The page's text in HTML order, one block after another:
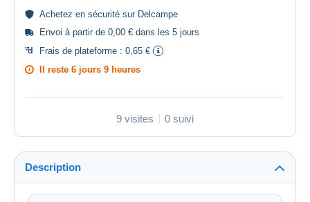
Achetez en sécurité sur Delcampe
Envoi à partir de 0,00 € dans les 5 jours
Frais de plateforme : 0,65 €
Il reste 6 jours 9 heures
9 visites 0 suivi
Description